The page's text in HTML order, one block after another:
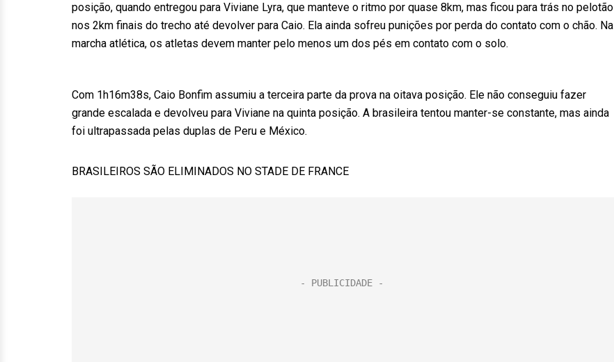
posição, quando entregou para Viviane Lyra, que manteve o ritmo por quase 8km, mas ficou para trás no pelotão
nos 2km finais do trecho até devolver para Caio. Ela ainda sofreu punições por perda do contato com o chão. Na
marcha atlética, os atletas devem manter pelo menos um dos pés em contato com o solo.
Com 1h16m38s, Caio Bonfim assumiu a terceira parte da prova na oitava posição. Ele não conseguiu fazer
grande escalada e devolveu para Viviane na quinta posição. A brasileira tentou manter-se constante, mas ainda
foi ultrapassada pelas duplas de Peru e México.
BRASILEIROS SÃO ELIMINADOS NO STADE DE FRANCE